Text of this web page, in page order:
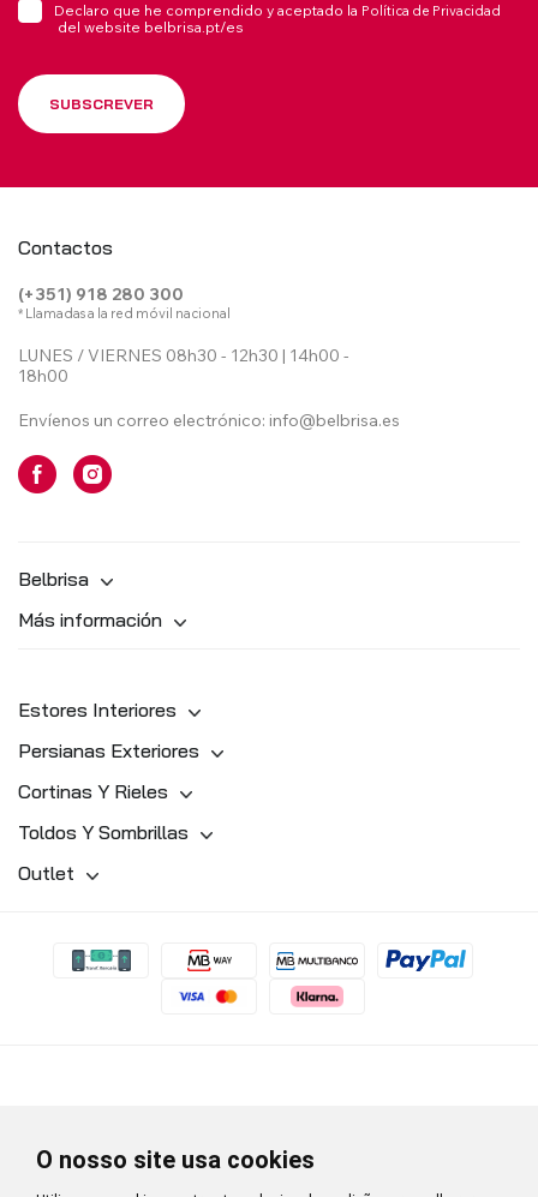
O nosso site usa cookies
Declaro que he comprendido y aceptado la Política de Privacidad
del website belbrisa.pt/es
SUBSCREVER
Contactos
(+351) 918 280 300
* Llamadas a la red móvil nacional
LUNES / VIERNES 08h30 - 12h30 | 14h00 -
18h00
Envíenos un correo electrónico: info@belbrisa.es
Belbrisa
Más información
Estores Interiores
Persianas Exteriores
Cortinas Y Rieles
Toldos Y Sombrillas
Outlet